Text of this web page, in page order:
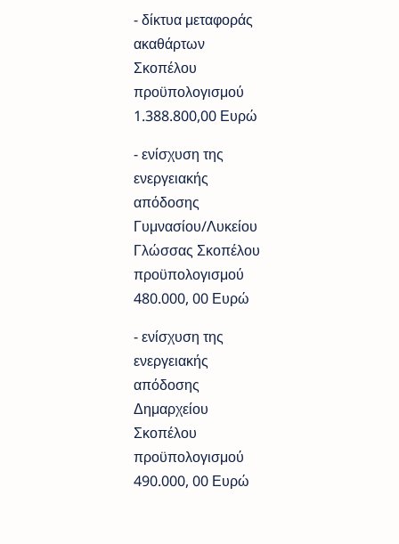
- δίκτυα μεταφοράς
ακαθάρτων
Σκοπέλου
προϋπολογισμού
1.388.800,00 Ευρώ
- ενίσχυση της
ενεργειακής
απόδοσης
Γυμνασίου/Λυκείου
Γλώσσας Σκοπέλου
προϋπολογισμού
480.000, 00 Ευρώ
- ενίσχυση της
ενεργειακής
απόδοσης
Δημαρχείου
Σκοπέλου
προϋπολογισμού
490.000, 00 Ευρώ